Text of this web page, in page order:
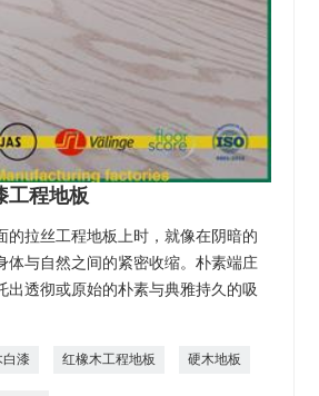
工程地板
的拉丝工程地板上时，就像在阴暗的
体与自然之间的紧密收缩。朴素端庄
出透彻或原始的朴素与典雅持久的吸
白漆 红橡木工程地板 硬木地板